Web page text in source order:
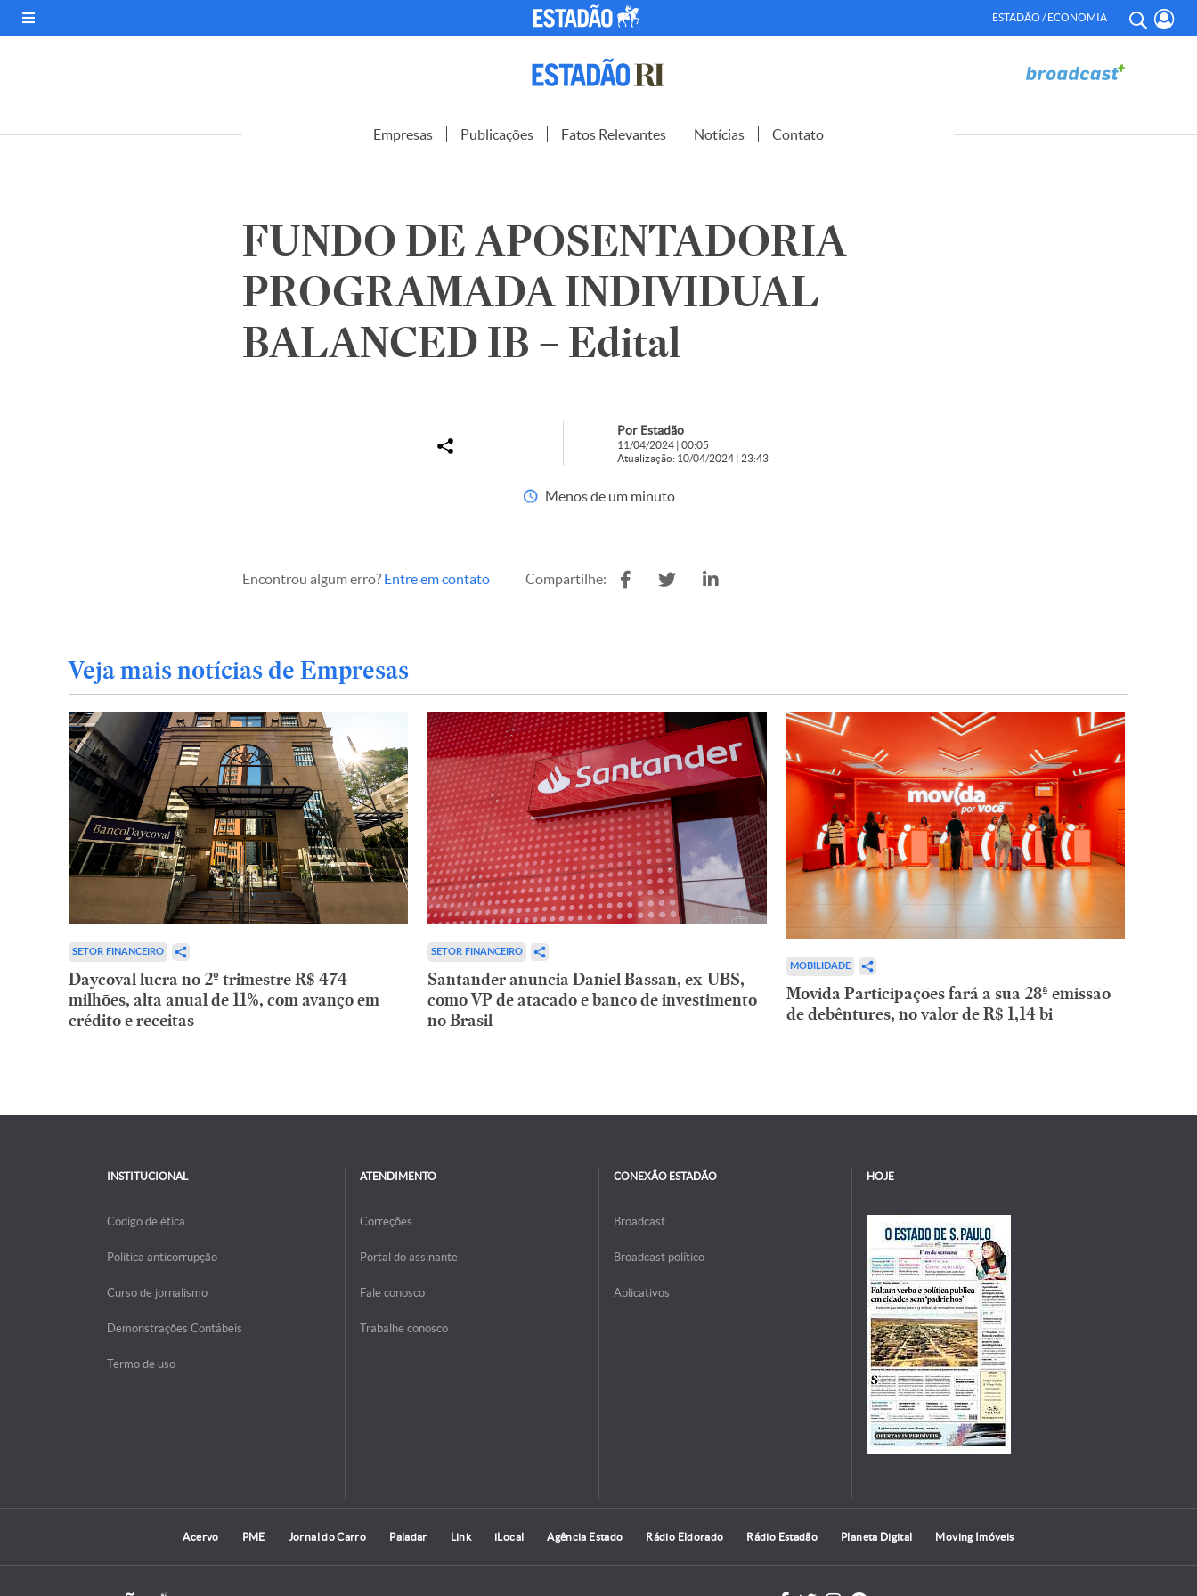
ESTADÃO / ECONOMIA
Empresas Publicações Fatos Relevantes Notícias Contato
FUNDO DE APOSENTADORIA
PROGRAMADA INDIVIDUAL
BALANCED IB – Edital
Por Estadão
11/04/2024 | 00:05
Atualização: 10/04/2024 | 23:43
Menos de um minuto
Encontrou algum erro? Entre em contato Compartilhe:
Veja mais notícias de Empresas
SETOR FINANCEIRO
Daycoval lucra no 2º trimestre R$ 474
milhões, alta anual de 11%, com avanço em
crédito e receitas
SETOR FINANCEIRO
Santander anuncia Daniel Bassan, ex-UBS,
como VP de atacado e banco de investimento
no Brasil
MOBILIDADE
Movida Participações fará a sua 28ª emissão
de debêntures, no valor de R$ 1,14 bi
INSTITUCIONAL
Código de ética
Politica anticorrupção
Curso de jornalismo
Demonstrações Contábeis
Termo de uso
ATENDIMENTO
Correções
Portal do assinante
Fale conosco
Trabalhe conosco
CONEXÃO ESTADÃO
Broadcast
Broadcast político
Aplicativos
HOJE
Acervo PME Jornal do Carro Paladar Link iLocal Agência Estado Rádio Eldorado Rádio Estadão Planeta Digital Moving Imóveis